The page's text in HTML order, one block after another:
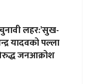
लहर:’सुख-
यादवको पल्ला
जनआक्रोश